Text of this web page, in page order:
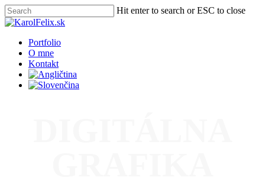
Skip
to
content
Hit enter to search or ESC to close
Close
Menu
Portfolio
O mne
Kontakt